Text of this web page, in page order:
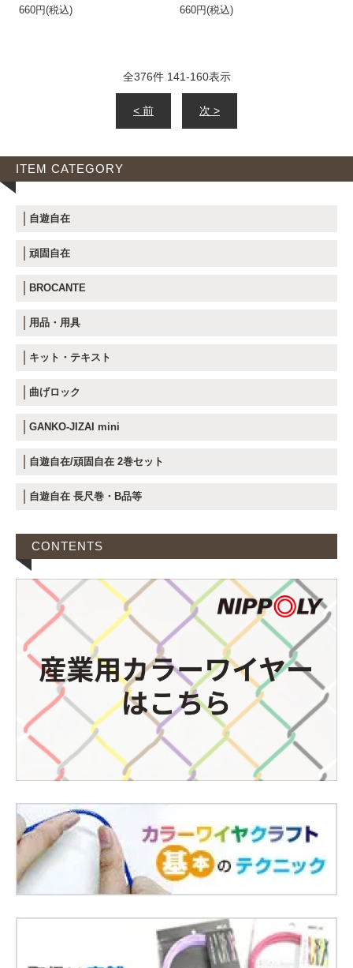
660円(税込) 660円(税込)
全376件 141-160表示
< 前 次 >
ITEM CATEGORY
自遊自在
頑固自在
BROCANTE
用品・用具
キット・テキスト
曲げロック
GANKO-JIZAI mini
自遊自在/頑固自在 2巻セット
自遊自在 長尺巻・B品等
CONTENTS